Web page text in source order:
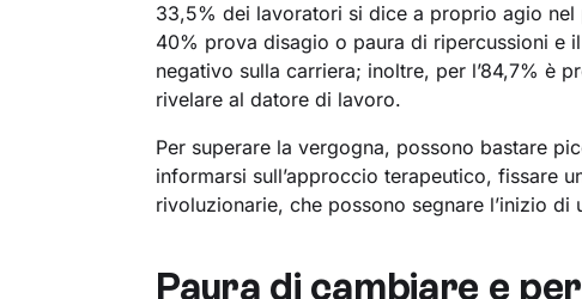
33,5% dei lavoratori si dice a proprio agio
40% prova disagio o paura di ripercussioni e
negativo sulla carriera; inoltre, per l’84,7% è
rivelare al datore di lavoro.
Per superare la vergogna, possono bastare
informarsi sull’approccio terapeutico, fissare
rivoluzionarie, che possono segnare l’inizio
Paura di cambiare e